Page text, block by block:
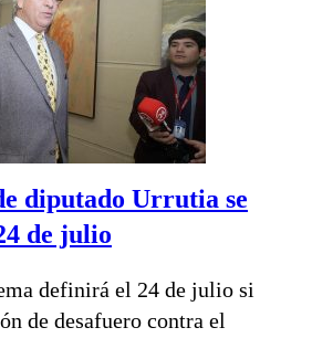
diputado Urrutia se
de julio
definirá el 24 de julio si
de desafuero contra el